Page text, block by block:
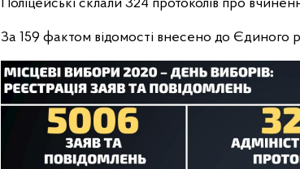
Поліцейські склали 324 протоколів про
За 159 фактом відомості внесено до Єдиного